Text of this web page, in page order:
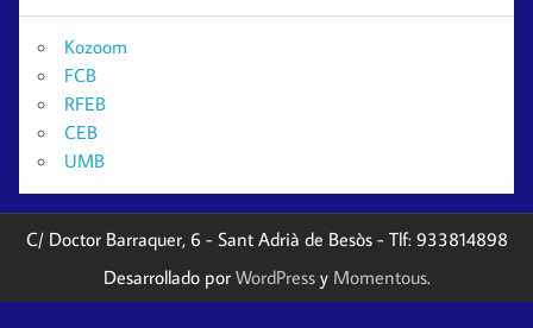
Kozoom
FCB
RFEB
CEB
UMB
C/ Doctor Barraquer, 6 - Sant Adrià de Besòs - Tlf: 933814898
Desarrollado por WordPressy Momentous.